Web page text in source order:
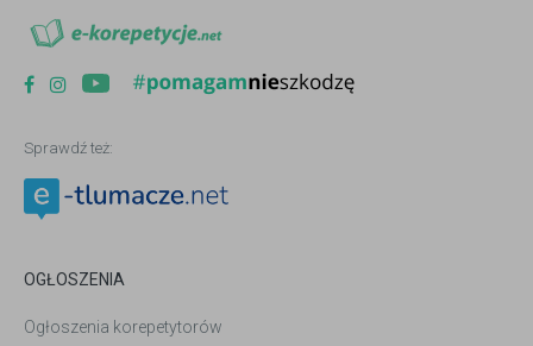
Sprawdź też:
OGŁOSZENIA
Ogłoszenia korepetytorów